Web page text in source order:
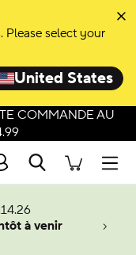
Please select your
United States
COMMANDE AU
Recherche
à venir